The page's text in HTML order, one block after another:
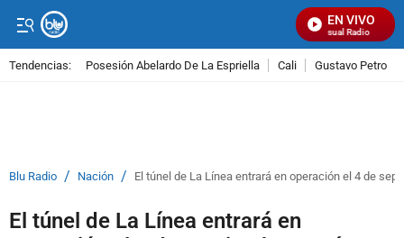
EN VIVO
Señal Visual Radio
Tendencias: Posesión Abelardo De La Espriella Cali Gustavo Petro
Blu Radio / Nación / El túnel de La Línea entrará en operación el 4 de
El túnel de La Línea entrará en